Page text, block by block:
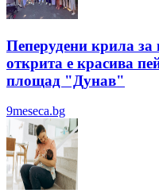
Пеперудени крила
открита е красива
площад "Дунав"
9meseca.bg